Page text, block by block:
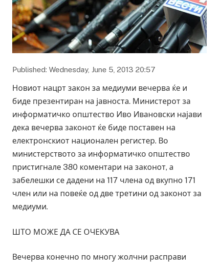
Published: Wednesday, June 5, 2013 20:57
Новиот нацрт закон за медиуми вечерва ќе и
биде презентиран на јавноста. Министерот за
информатичко општество Иво Ивановски најави
дека вечерва законот ќе биде поставен на
електронскиот национален регистер. Во
министерството за информатичко општество
пристигнале 380 коментари на законот, а
забелешки се дадени на 117 члена од вкупно 171
член или на повеќе од две третини од законот за
медиуми.
ШТО МОЖЕ ДА СЕ ОЧЕКУВА
Вечерва конечно по многу жолчни расправи